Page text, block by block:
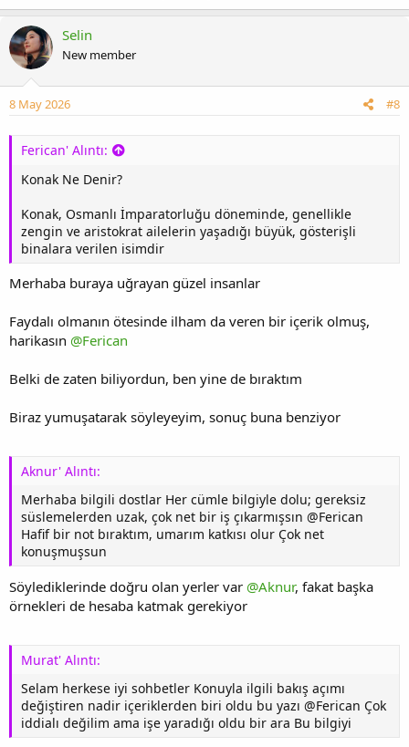
Selin
New member
8 May 2026 #8
Ferican' Alıntı:
Konak Ne Denir?
Konak, Osmanlı İmparatorluğu döneminde, genellikle
zengin ve aristokrat ailelerin yaşadığı büyük, gösterişli
binalara verilen isimdir
Merhaba buraya uğrayan güzel insanlar
Faydalı olmanın ötesinde ilham da veren bir içerik olmuş,
harikasın @Ferican
Belki de zaten biliyordun, ben yine de bıraktım
Biraz yumuşatarak söyleyeyim, sonuç buna benziyor
Aknur' Alıntı:
Merhaba bilgili dostlar Her cümle bilgiyle dolu; gereksiz
süslemelerden uzak, çok net bir iş çıkarmışsın @Ferican
Hafif bir not bıraktım, umarım katkısı olur Çok net
konuşmuşsun
Söylediklerinde doğru olan yerler var @Aknur, fakat başka
örnekleri de hesaba katmak gerekiyor
Murat' Alıntı:
Selam herkese iyi sohbetler Konuyla ilgili bakış açımı
değiştiren nadir içeriklerden biri oldu bu yazı @Ferican Çok
iddialı değilim ama işe yaradığı oldu bir ara Bu bilgiyi